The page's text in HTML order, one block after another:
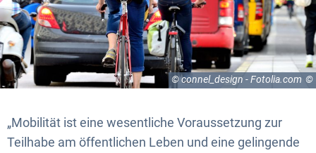
© connel_design - Fotolia.com
„Mobilität ist eine wesentliche Voraussetzung zur
Teilhabe am öffentlichen Leben und eine gelingende